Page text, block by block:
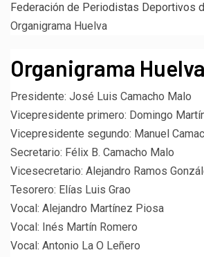
Federación de Periodistas Deportivos
Organigrama Huelva
Organigrama Huelva
Presidente: José Luis Camacho Malo
Vicepresidente primero: Domingo
Vicepresidente segundo: Manuel
Secretario: Félix B. Camacho Malo
Vicesecretario: Alejandro Ramos
Tesorero: Elías Luis Grao
Vocal: Alejandro Martínez Piosa
Vocal: Inés Martín Romero
Vocal: Antonio La O Leñero